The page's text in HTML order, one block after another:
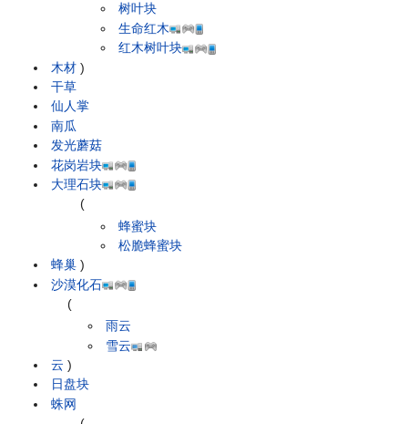
木材
树叶块
生命红木
红木树叶块
)
干草
仙人掌
南瓜
发光蘑菇
花岗岩块
大理石块
蜂巢
(
蜂蜜块
松脆蜂蜜块
)
沙漠化石
云
(
雨云
雪云
)
日盘块
蛛网